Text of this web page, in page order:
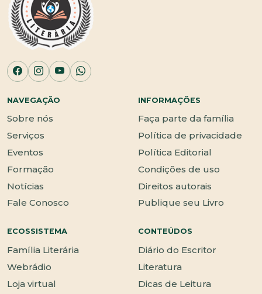
NAVEGAÇÃO
Sobre nós
Serviços
Eventos
Formação
Notícias
Fale Conosco
INFORMAÇÕES
Faça parte da família
Política de privacidade
Política Editorial
Condições de uso
Direitos autorais
Publique seu Livro
ECOSSISTEMA
Família Literária
Webrádio
Loja virtual
CONTEÚDOS
Diário do Escritor
Literatura
Dicas de Leitura